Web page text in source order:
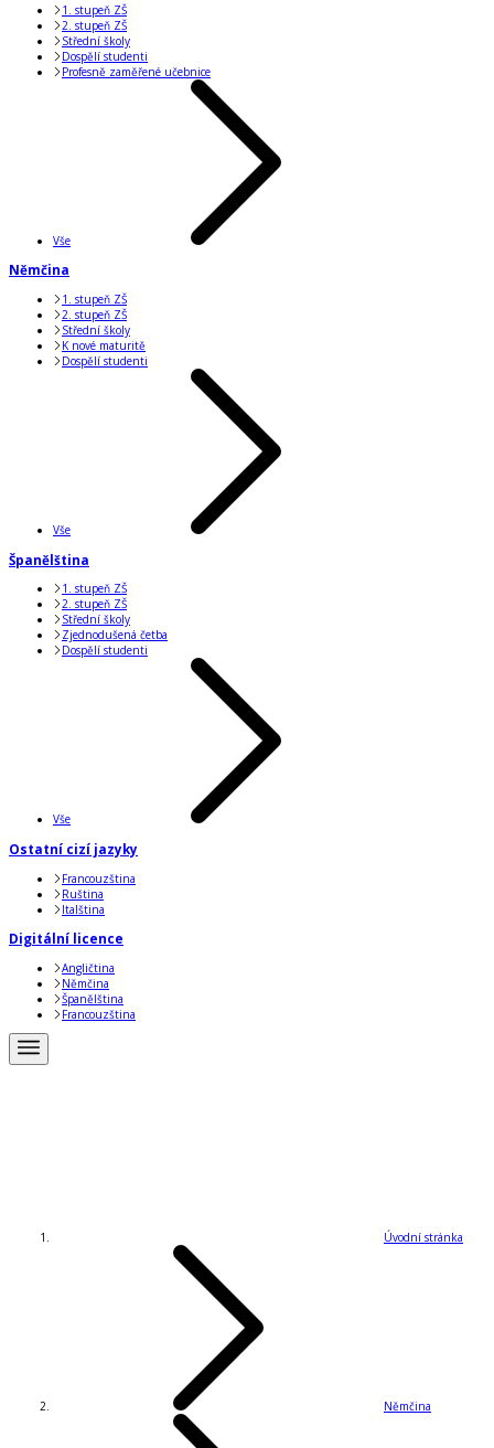
1. stupeň ZŠ
2. stupeň ZŠ
Střední školy
Dospělí studenti
Profesně zaměřené učebnice
Vše
Němčina
1. stupeň ZŠ
2. stupeň ZŠ
Střední školy
K nové maturitě
Dospělí studenti
Vše
Španělština
1. stupeň ZŠ
2. stupeň ZŠ
Střední školy
Zjednodušená četba
Dospělí studenti
Vše
Ostatní cizí jazyky
Francouzština
Ruština
Italština
Digitální licence
Angličtina
Němčina
Španělština
Francouzština
Úvodní stránka
Němčina